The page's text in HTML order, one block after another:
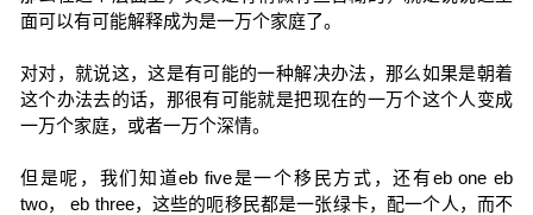
面可以有可能解释成为是一万个家庭了。
对对，就说这，这是有可能的一种解决办法，那么如果是朝着
这个办法去的话，那很有可能就是把现在的一万个这个人变成
一万个家庭，或者一万个深情。
但是呢，我们知道eb five是一个移民方式，还有eb one eb
two， eb three，这些的呃移民都是一张绿卡，配一个人，而不